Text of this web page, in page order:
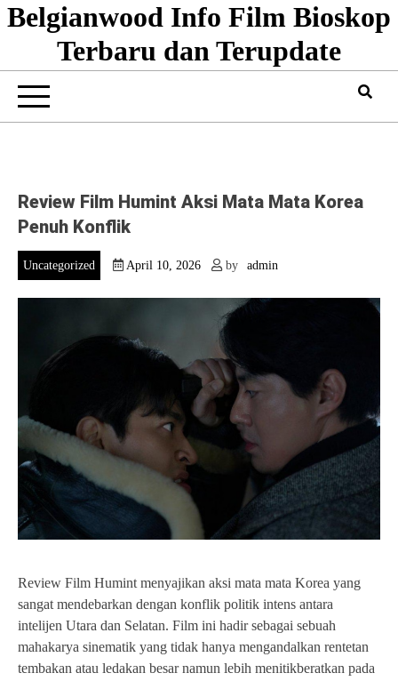
Skip
toBelgianwood Info Film Bioskop
Terbaru dan Terupdate
Review Film Humint Aksi Mata Mata Korea
Penuh Konflik
Uncategorized April 10, 2026 by admin
Review Film Humint menyajikan aksi mata mata Korea yang
sangat mendebarkan dengan konflik politik intens antara
intelijen Utara dan Selatan. Film ini hadir sebagai sebuah
mahakarya sinematik yang tidak hanya mengandalkan rentetan
tembakan atau ledakan besar namun lebih menitikberatkan pada